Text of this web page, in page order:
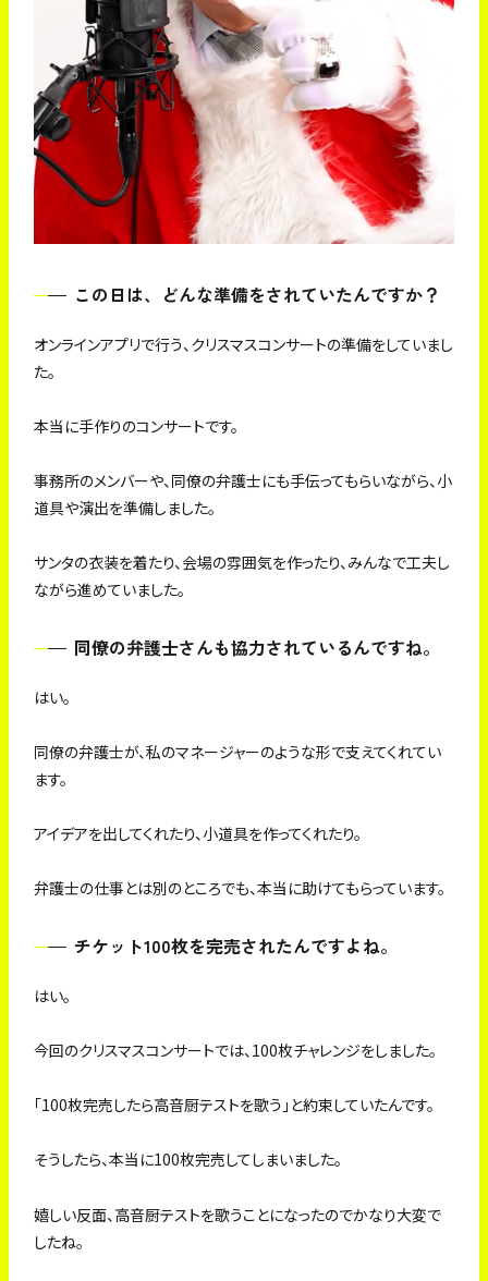
この日は、どんな準備をされていたんですか？
オンラインアプリで行う、クリスマスコンサートの準備をしていまし
た。
本当に手作りのコンサートです。
事務所のメンバーや、同僚の弁護士にも手伝ってもらいながら、小
道具や演出を準備しました。
サンタの衣装を着たり、会場の雰囲気を作ったり、みんなで工夫し
ながら進めていました。
同僚の弁護士さんも協力されているんですね。
はい。
同僚の弁護士が、私のマネージャーのような形で支えてくれてい
ます。
アイデアを出してくれたり、小道具を作ってくれたり。
弁護士の仕事とは別のところでも、本当に助けてもらっています。
チケット100枚を完売されたんですよね。
はい。
今回のクリスマスコンサートでは、100枚チャレンジをしました。
「100枚完売したら高音厨テストを歌う」と約束していたんです。
そうしたら、本当に100枚完売してしまいました。
嬉しい反面、高音厨テストを歌うことになったのでかなり大変で
したね。